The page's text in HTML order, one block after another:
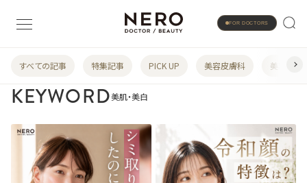
FOR DOCTORS
すべての記事 特集記事 PICK UP 美容皮膚科 美容婦人
KEYWORD美肌・美白